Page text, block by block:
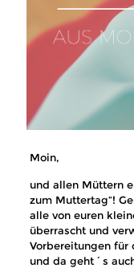
Moin,
und allen Müttern
zum Muttertag“!
alle von euren
überrascht und
Vorbereitungen für
und da geht´s